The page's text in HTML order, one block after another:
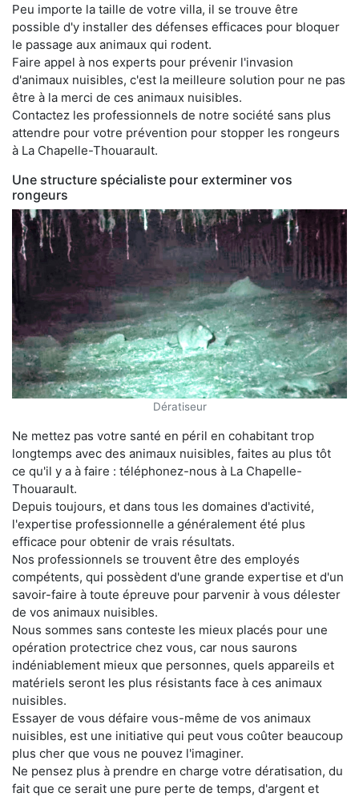
Peu importe la taille de votre villa, il se trouve être
possible d'y installer des défenses efficaces pour bloquer
le passage aux animaux qui rodent.
Faire appel à nos experts pour prévenir l'invasion
d'animaux nuisibles, c'est la meilleure solution pour ne pas
être à la merci de ces animaux nuisibles.
Contactez les professionnels de notre société sans plus
attendre pour votre prévention pour stopper les rongeurs
à La Chapelle-Thouarault.
Une structure spécialiste pour exterminer vos
rongeurs
Dératiseur
Ne mettez pas votre santé en péril en cohabitant trop
longtemps avec des animaux nuisibles, faites au plus tôt
ce qu'il y a à faire : téléphonez-nous à La Chapelle-
Thouarault.
Depuis toujours, et dans tous les domaines d'activité,
l'expertise professionnelle a généralement été plus
efficace pour obtenir de vrais résultats.
Nos professionnels se trouvent être des employés
compétents, qui possèdent d'une grande expertise et d'un
savoir-faire à toute épreuve pour parvenir à vous délester
de vos animaux nuisibles.
Nous sommes sans conteste les mieux placés pour une
opération protectrice chez vous, car nous saurons
indéniablement mieux que personnes, quels appareils et
matériels seront les plus résistants face à ces animaux
nuisibles.
Essayer de vous défaire vous-même de vos animaux
nuisibles, est une initiative qui peut vous coûter beaucoup
plus cher que vous ne pouvez l'imaginer.
Ne pensez plus à prendre en charge votre dératisation, du
fait que ce serait une pure perte de temps, d'argent et